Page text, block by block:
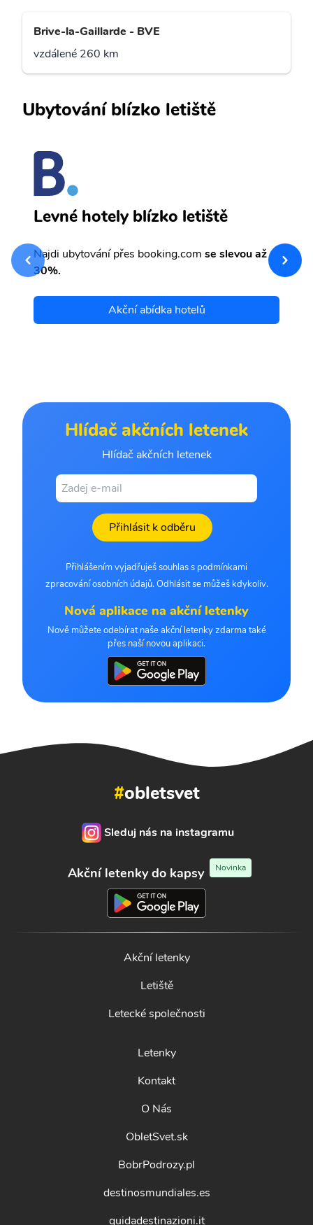
Brive-la-Gaillarde - BVE
vzdálené 260 km
Ubytování blízko letiště
Levné hotely blízko letiště
Najdi ubytování přes booking.com se slevou až
30%.
Akční abídka hotelů
Hlídač akčních letenek
Hlídač akčních letenek
Přihlásit k odběru
Přihlášením vyjadřuješ souhlas s podmínkami
zpracování osobních údajů. Odhlásit se můžeš kdykoliv.
Nová aplikace na akční letenky
Nově můžete odebírat naše akční letenky zdarma také
přes naší novou aplikaci.
#obletsvet
Sleduj nás na instagramu
Akční letenky do kapsy Novinka
Akční letenky
Letiště
Letecké společnosti
Letenky
Kontakt
O Nás
ObletSvet.sk
BobrPodrozy.pl
destinosmundiales.es
guidadestinazioni.it